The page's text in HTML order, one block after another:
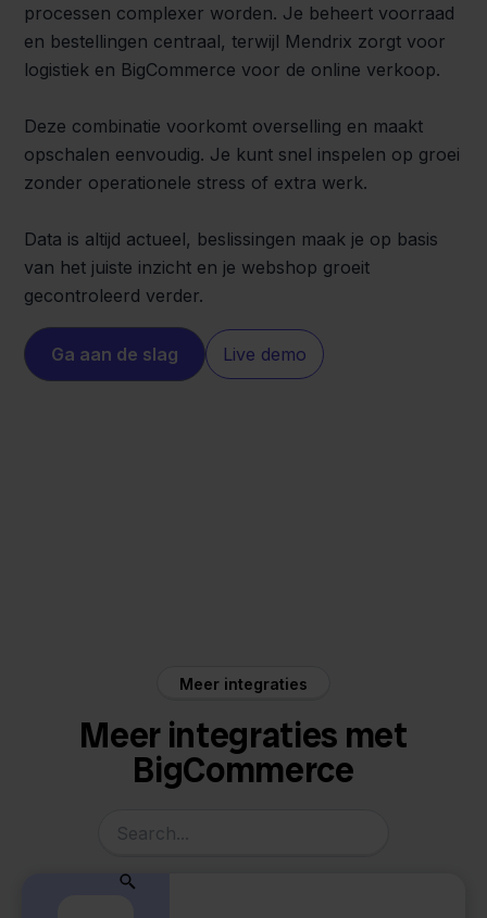
processen complexer worden. Je beheert voorraad
en bestellingen centraal, terwijl Mendrix zorgt voor
logistiek en BigCommerce voor de online verkoop.
Deze combinatie voorkomt overselling en maakt
opschalen eenvoudig. Je kunt snel inspelen op groei
zonder operationele stress of extra werk.
Data is altijd actueel, beslissingen maak je op basis
van het juiste inzicht en je webshop groeit
gecontroleerd verder.
Ga aan de slag Live demo
Meer integraties
Meer integraties met
BigCommerce